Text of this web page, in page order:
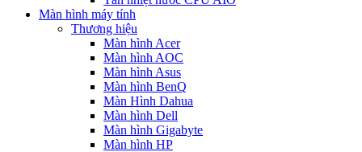
Màn hình máy tính
Thương hiệu
Màn hình Acer
Màn hình AOC
Màn hình Asus
Màn hình BenQ
Màn Hình Dahua
Màn hình Dell
Màn hình Gigabyte
Màn hình HP